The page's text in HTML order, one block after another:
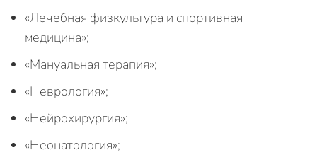
«Лечебная физкультура и спортивная
медицина»;
«Мануальная терапия»;
«Неврология»;
«Нейрохирургия»;
«Неонатология»;